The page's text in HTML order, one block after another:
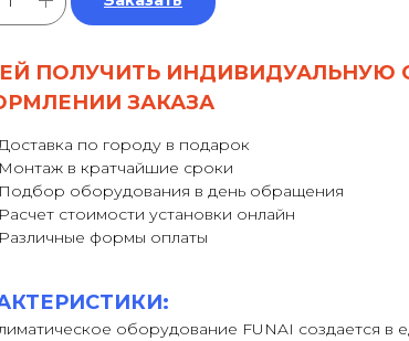
ПОЛУЧИТЬ ИНДИВИДУАЛЬНУЮ
ЗАКАЗА
по городу в подарок
Монтаж в кратчайшие сроки
Подбор оборудования в день обращения
Расчет стоимости установки онлайн
Различные формы оплаты
оборудование FUNAI создается в